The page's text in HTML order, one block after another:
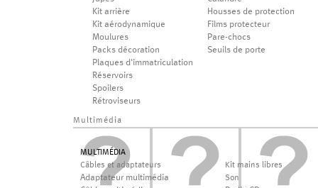
Kit arrière
Kit aérodynamique
Moulures
Packs décoration
Plaques d'immatriculation
Réservoirs
Spoilers
Rétroviseurs
Housses de protection
Films protecteur
Pare-chocs
Seuils de porte
Multimédia
MULTIMÉDIA
Câbles et adaptateurs
Adaptateur multimédia
Kit mains libres
Son